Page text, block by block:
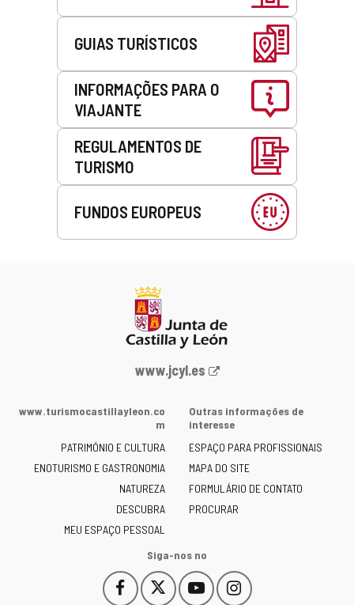
GUIAS TURÍSTICOS
INFORMAÇÕES PARA O
VIAJANTE
REGULAMENTOS DE
TURISMO
FUNDOS EUROPEUS
Portal
Junta
Castilla
y
León
-
www.jcyl.es
www.turismocastillayleon.co
m
PATRIMÓNIO E CULTURA
ENOTURISMO E GASTRONOMIA
NATUREZA
DESCUBRA
MEU ESPAÇO PESSOAL
Outras informações de
interesse
ESPAÇO PARA PROFISSIONAIS
MAPA DO SITE
FORMULÁRIO DE CONTATO
PROCURAR
Siga-nos no
Facebook
Este
Este
YouTube
Este
Instagram
Este